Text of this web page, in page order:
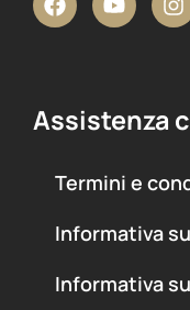
Assistenza
Termini e
Informativa
Informativa